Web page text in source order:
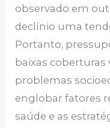
observado em
declínio uma
Portanto,
baixas coberturas
problemas
englobar fatores
saúde e as